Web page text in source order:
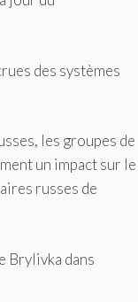
des systèmes
les groupes de
un impact sur le
russes de
Brylivka dans